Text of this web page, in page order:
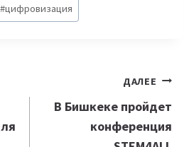
#цифровизация
ДАЛЕЕ
В Бишкеке пройдет
конференция